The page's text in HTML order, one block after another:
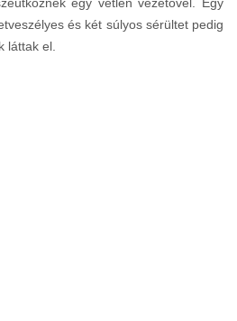
és két súlyos sérültet pedig
láttak el.